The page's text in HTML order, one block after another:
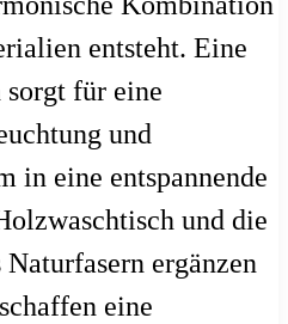
entsteht. Eine
für eine
und
in eine entspannende
und die
ergänzen
eine